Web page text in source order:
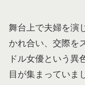
舞台上で夫婦を演
かれ合い、交際を
ドル女優という異
目が集まっていま